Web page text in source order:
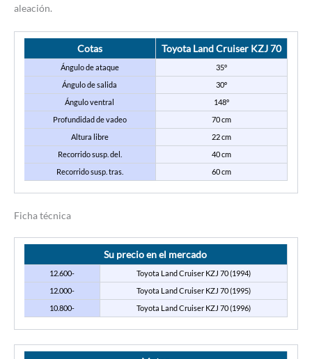
aleación.
Cotas Toyota Land Cruiser KZJ 70
Ángulo de ataque
35º
Ángulo de salida
30º
Ángulo ventral
148º
Profundidad de vadeo
70 cm
Altura libre
22 cm
Recorrido susp. del.
40 cm
Recorrido susp. tras.
60 cm
Ficha técnica
Su precio en el mercado
12.600-
Toyota Land Cruiser KZJ 70 (1994)
12.000-
Toyota Land Cruiser KZJ 70 (1995)
10.800-
Toyota Land Cruiser KZJ 70 (1996)